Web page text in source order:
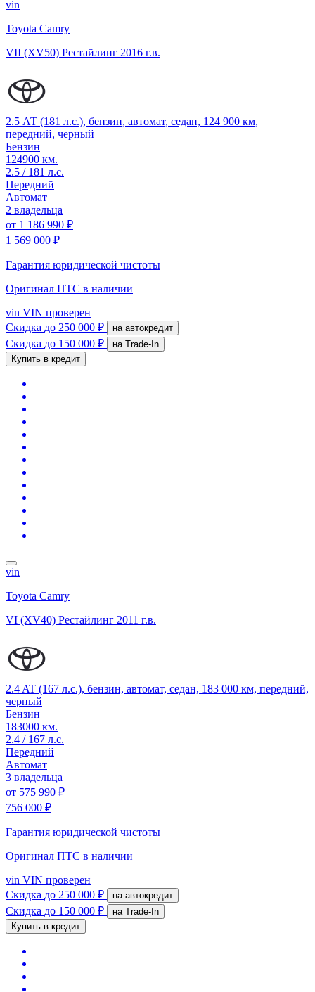
vin
Toyota Camry
VII (XV50) Рестайлинг 2016 г.в.
2.5 АТ (181 л.с.), бензин, автомат, седан, 124 900 км,
передний, черный
Бензин
124900 км.
2.5 / 181 л.с.
Передний
Автомат
2 владельца
от 1 186 990 ₽
1 569 000 ₽
Гарантия юридической чистоты
Оригинал ПТС в наличии
vin VIN проверен
Скидка до 250 000 ₽ на автокредит
Скидка до 150 000 ₽
на Trade-In
Купить в кредит
vin
Toyota Camry
VI (XV40) Рестайлинг 2011 г.в.
2.4 AT (167 л.с.), бензин, автомат, седан, 183 000 км, передний,
черный
Бензин
183000 км.
2.4 / 167 л.с.
Передний
Автомат
3 владельца
от 575 990 ₽
756 000 ₽
Гарантия юридической чистоты
Оригинал ПТС в наличии
vin VIN проверен
Скидка до 250 000 ₽ на автокредит
Скидка до 150 000 ₽
на Trade-In
Купить в кредит